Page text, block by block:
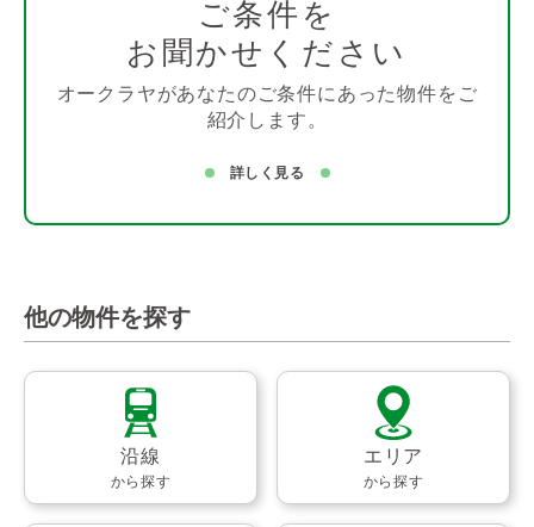
ご条件を
お聞かせください
オークラヤがあなたのご条件にあった物件をご
紹介します。
詳しく見る
他の物件を探す
沿線
から探す
エリア
から探す